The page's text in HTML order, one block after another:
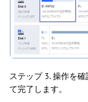
ステップ 3. 操作を
て完了します。